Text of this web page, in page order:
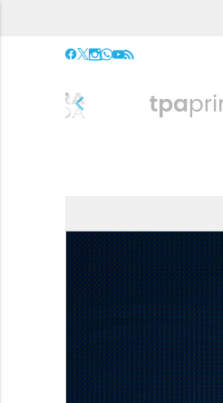
chevron_left